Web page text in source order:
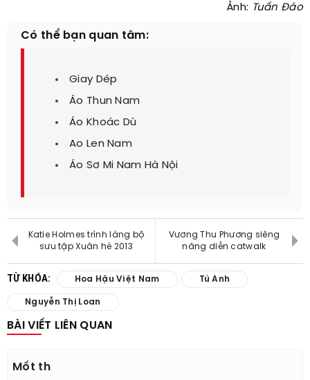
Ảnh: Tuấn Đào
Có thể bạn quan tâm:
Giay Dép
Áo Thun Nam
Áo Khoác Dù
Ao Len Nam
Áo Sơ Mi Nam Hà Nội
Katie Holmes trình làng bộ
sưu tập Xuân hè 2013
Vương Thu Phương siêng
năng diễn catwalk
TỪ KHÓA: Hoa Hậu Việt Nam Tú Anh
Nguyễn Thị Loan
BÀI VIẾT LIÊN QUAN
Mốt th